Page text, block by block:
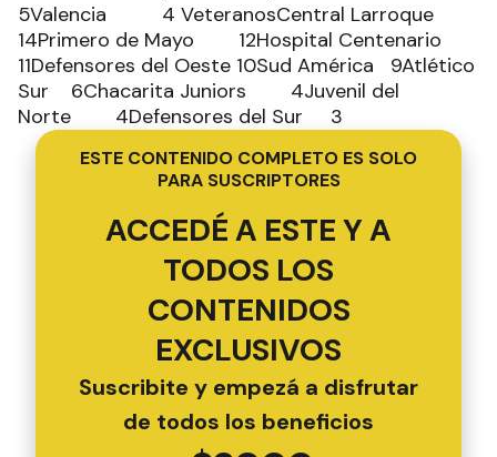
5Valencia 4 VeteranosCentral Larroque
14Primero de Mayo 12Hospital Centenario
11Defensores del Oeste 10Sud América 9Atlético
Sur 6Chacarita Juniors 4Juvenil del
Norte 4Defensores del Sur 3
ESTE CONTENIDO COMPLETO ES SOLO
PARA SUSCRIPTORES
ACCEDÉ A ESTE Y A
TODOS LOS
CONTENIDOS
EXCLUSIVOS
Suscribite y empezá a disfrutar
de todos los beneficios